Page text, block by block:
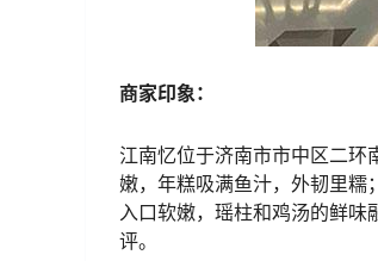
商家印象：
江南忆位于济南市市中区二环
嫩，年糕吸满鱼汁，外韧里糯
入口软嫩，瑶柱和鸡汤的鲜
评。